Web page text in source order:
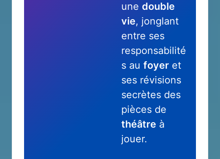
une double
vie, jonglant
entre ses
responsabilité
s au foyeret
ses révisions
secrètes des
pièces de
théâtre à
jouer.